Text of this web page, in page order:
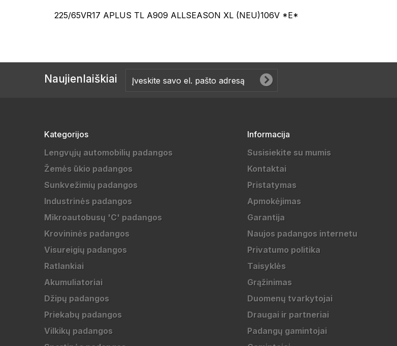
225/65VR17 APLUS TL A909 ALLSEASON XL (NEU)106V *E*
Naujienlaiškiai
Kategorijos
Lengvųjų automobilių padangos
Žemės ūkio padangos
Sunkvežimių padangos
Industrinės padangos
Mikroautobusų 'C' padangos
Krovininės padangos
Visureigių padangos
Ratlankiai
Akumuliatoriai
Džipų padangos
Priekabų padangos
Vilkikų padangos
Informacija
Susisiekite su mumis
Kontaktai
Pristatymas
Apmokėjimas
Garantija
Naujos padangos internetu
Privatumo politika
Taisyklės
Grąžinimas
Duomenų tvarkytojai
Draugai ir partneriai
Padangų gamintojai